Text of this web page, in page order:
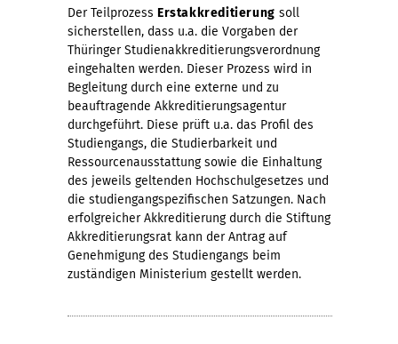
Der Teilprozess Erstakkreditierung soll
sicherstellen, dass u.a. die Vorgaben der
Thüringer Studienakkreditierungsverordnung
eingehalten werden. Dieser Prozess wird in
Begleitung durch eine externe und zu
beauftragende Akkreditierungsagentur
durchgeführt. Diese prüft u.a. das Profil des
Studiengangs, die Studierbarkeit und
Ressourcenausstattung sowie die Einhaltung
des jeweils geltenden Hochschulgesetzes und
die studiengangspezifischen Satzungen. Nach
erfolgreicher Akkreditierung durch die Stiftung
Akkreditierungsrat kann der Antrag auf
Genehmigung des Studiengangs beim
zuständigen Ministerium gestellt werden.